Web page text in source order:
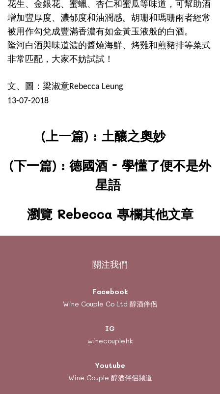
花生、金銀花、蜜蠟、杏仁和蜜瓜等味道，可幫助酒
增加豐厚度、濃郁度和油潤感。胡珊和瑪珊兩者經常
被用作勾兌成豐滿香濃有如金黃玉液般的白酒。
隆河白酒與味道濃的醬燒海鮮、烤雞和煎豬排等菜式
非常匹配，大家不妨試試！
文、圖：梁淑意Rebecca Leung
13-07-2018
(上一篇) : 土釀之奧妙
(下一篇) : 德國酒- 學懂了便不是外
星語
瀏覽 Rebecca 專欄其他文章
關注我們
Facebook
Wine Couple Co Ltd 醇酒伴侶
IG
winecouplehk
Youtube
Wine Couple 醇酒伴侶頻道